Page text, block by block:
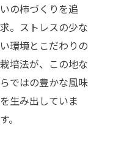
いの柿づくりを追
求。ストレスの少な
い環境とこだわりの
栽培法が、この地な
らではの豊かな風味
を生み出していま
す。